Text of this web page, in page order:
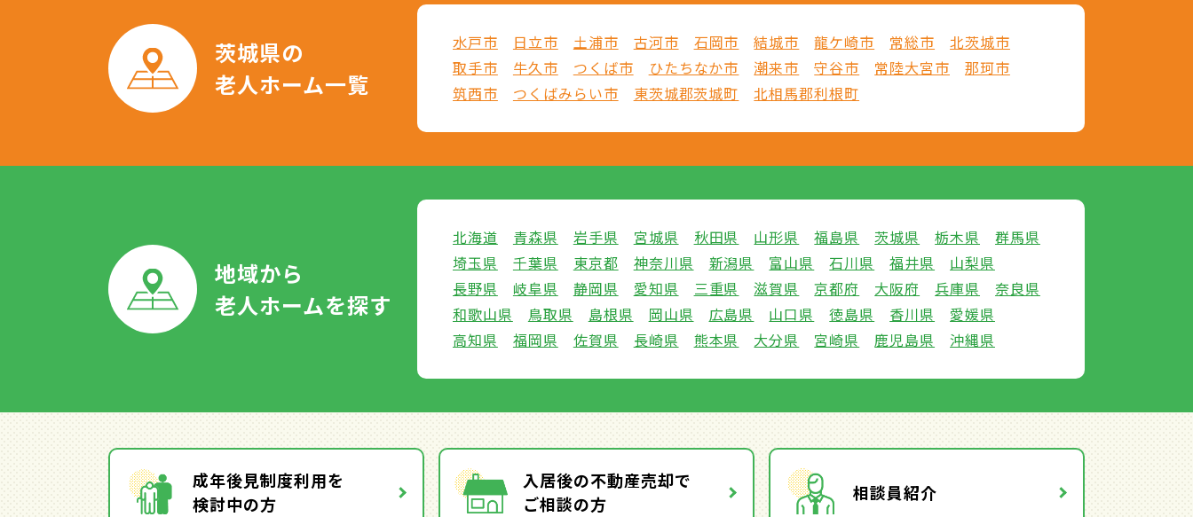
茨城県の
老人ホーム一覧
水戸市 日立市 土浦市 古河市 石岡市 結城市 龍ケ崎市 常総市
北茨城市
取手市
牛久市 つくば市 ひたちなか市 潮来市 守谷市 常陸大宮市
那珂市
筑西市
つくばみらい市 東茨城郡茨城町 北相馬郡利根町
地域から
老人ホームを探す
北海道 青森県 岩手県 宮城県 秋田県 山形県 福島県 茨城県 栃木県
群馬県
埼玉県
千葉県 東京都 神奈川県 新潟県 富山県 石川県 福井県
山梨県
長野県
岐阜県 静岡県 愛知県 三重県 滋賀県 京都府 大阪府 兵庫県
奈良県
和歌山県
鳥取県 島根県 岡山県 広島県 山口県 徳島県 香川県
愛媛県
高知県
福岡県 佐賀県 長崎県 熊本県 大分県 宮崎県 鹿児島県 沖縄県
成年後見制度利用を
検討中の方
入居後の不動産売却で
ご相談の方
相談員紹介